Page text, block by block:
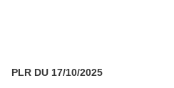
PLR DU 17/10/2025